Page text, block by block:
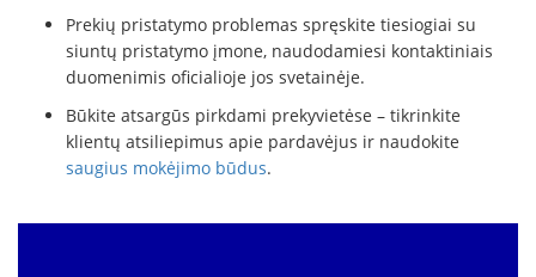
Prekių pristatymo problemas spręskite tiesiogiai su
siuntų pristatymo įmone, naudodamiesi kontaktiniais
duomenimis oficialioje jos svetainėje.
Būkite atsargūs pirkdami prekyvietėse – tikrinkite
klientų atsiliepimus apie pardavėjus ir naudokite
saugius mokėjimo būdus.